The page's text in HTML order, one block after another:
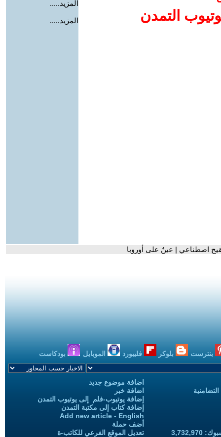
التمدن
المزيد.....
المزيد.....
اصطناعي | عينٌ على أوروبا
بنترست بلوكر فليبورد الموبايل بودكاست
اضافة موضوع جديد
اضافة خبر
إضافة يوتيوب-فلم إلى يوتيوب التمدن
إضافة كتاب إلى مكتبة التمدن
Add new article - English
أضف حملة
تعديل الموقع الفرعي للكاتب-ة